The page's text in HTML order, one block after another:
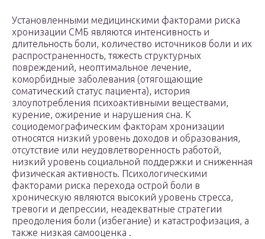
Установленными медицинскими факторами риска
хронизации СМБ являются интенсивность и
длительность боли, количество источников боли и их
распространенность, тяжесть структурных
повреждений, неоптимальное лечение,
коморбидные заболевания (отягощающие
соматический статус пациента), история
злоупотребления психоактивными веществами,
курение, ожирение и нарушения сна. К
социодемографическим факторам хронизации
относятся низкий уровень доходов и образования,
отсутствие или неудовлетворенность работой,
низкий уровень социальной поддержки и сниженная
физическая активность. Психологическими
факторами риска перехода острой боли в
хроническую являются высокий уровень стресса,
тревоги и депрессии, неадекватные стратегии
преодоления боли (избегание) и катастрофизация, а
также низкая самооценка .